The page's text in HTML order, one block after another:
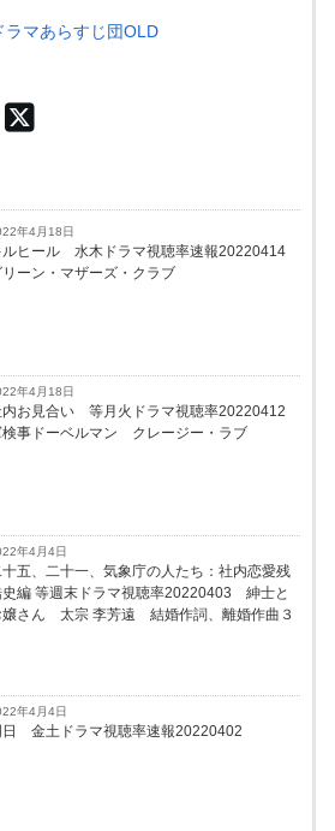
ラマあらすじ団OLD
年4月18日
ルヒール 水木ドラマ視聴率速報20220414
リーン・マザーズ・クラブ
年4月18日
内お見合い 等月火ドラマ視聴率20220412
検事ドーベルマン クレージー・ラブ
年4月4日
五、二十一、気象庁の人たち：社内恋愛残
史編 等週末ドラマ視聴率20220403 紳士と
嬢さん 太宗 李芳遠 結婚作詞、離婚作曲３
年4月4日
日 金土ドラマ視聴率速報20220402